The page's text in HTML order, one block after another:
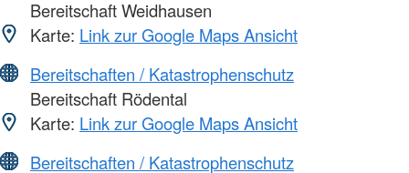
Bereitschaft Weidhausen
Karte: Link zur Google Maps Ansicht
Bereitschaften / Katastrophenschutz
Bereitschaft Rödental
Karte: Link zur Google Maps Ansicht
Bereitschaften / Katastrophenschutz